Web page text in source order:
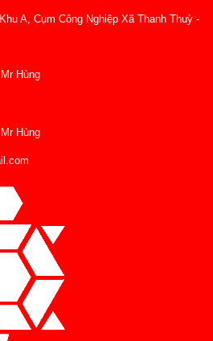
A, Cụm Công Nghiệp Xã Thanh Thuỳ -
Mr Hùng
Mr Hùng